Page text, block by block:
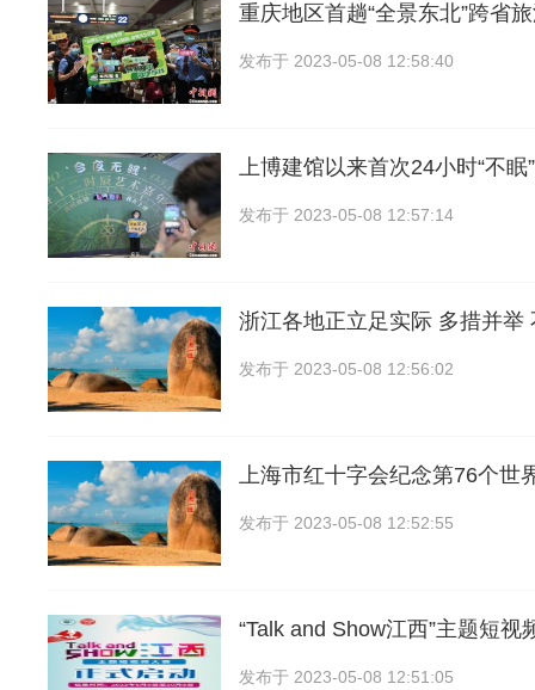
重庆地区首趟“全景东北”跨省
发布于 2023-05-08 12:58:40
上博建馆以来首次24小时“不眠
发布于 2023-05-08 12:57:14
浙江各地正立足实际 多措并举
发布于 2023-05-08 12:56:02
上海市红十字会纪念第76个世
发布于 2023-05-08 12:52:55
“Talk and Show江西”主题短视
发布于 2023-05-08 12:51:05